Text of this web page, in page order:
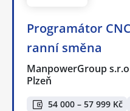
Programátor
ranní směna
ManpowerGroup
Plzeň
54 000 – 57 999 Kč